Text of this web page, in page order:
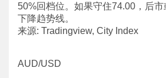
50%回档位。如果守住74.00，后
下降趋势线。
来源: Tradingview, City Index
AUD/USD